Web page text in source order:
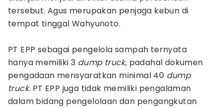
tersebut. Agus merupakan penjaga kebun di
tempat tinggal Wahyunoto.
PT EPP sebagai pengelola sampah ternyata
hanya memiliki 3 dump truck, padahal dokumen
pengadaan mensyaratkan minimal 40 dump
truck. PT EPP juga tidak memiliki pengalaman
dalam bidang pengelolaan dan pengangkutan